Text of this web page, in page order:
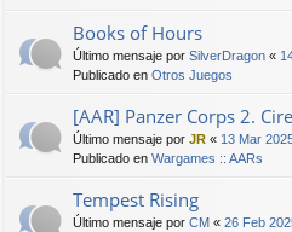
Books of Hours
Último mensaje por SilverDragon «
Publicado en Otros Juegos
[AAR] Panzer Corps 2.
Último mensaje por JR « 13 Mar
Publicado en Wargames :: AARs
Tempest Rising
Último mensaje por CM « 26 Feb